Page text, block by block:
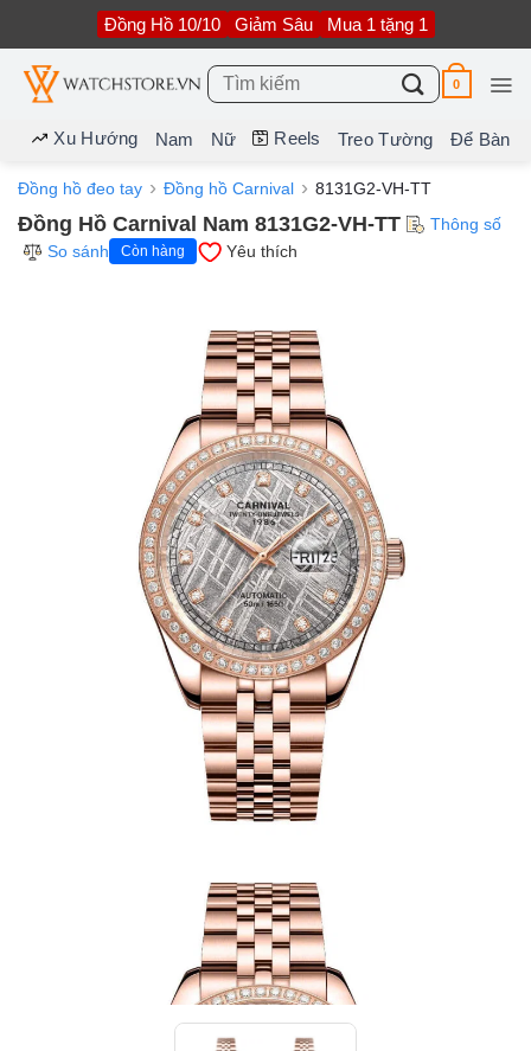
nội
dung
Đồng Hồ 10/10 Giảm Sâu Mua 1 tặng 1
Tìm
kiếm:
0
Xu Hướng Nam Nữ Reels Treo Tường Để Bàn
Đồng hồ đeo tay Đồng hồ Carnival 8131G2-VH-TT
Đồng Hồ Carnival Nam 8131G2-VH-TT
Thông số
So sánh
Còn hàng Yêu thích